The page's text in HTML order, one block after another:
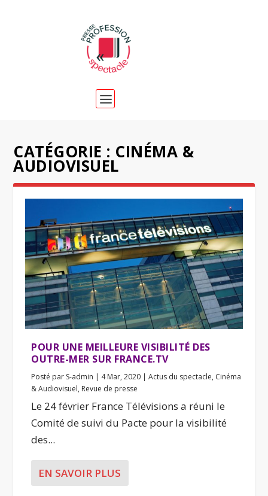
CATÉGORIE : CINÉMA &
AUDIOVISUEL
POUR UNE MEILLEURE VISIBILITÉ DES
OUTRE-MER SUR FRANCE.TV
Posté par S-admin | 4 Mar, 2020 |Actus du spectacle, Cinéma
& Audiovisuel, Revue de presse
Le 24 février France Télévisions a réuni le
Comité de suivi du Pacte pour la visibilité
des...
EN SAVOIR PLUS